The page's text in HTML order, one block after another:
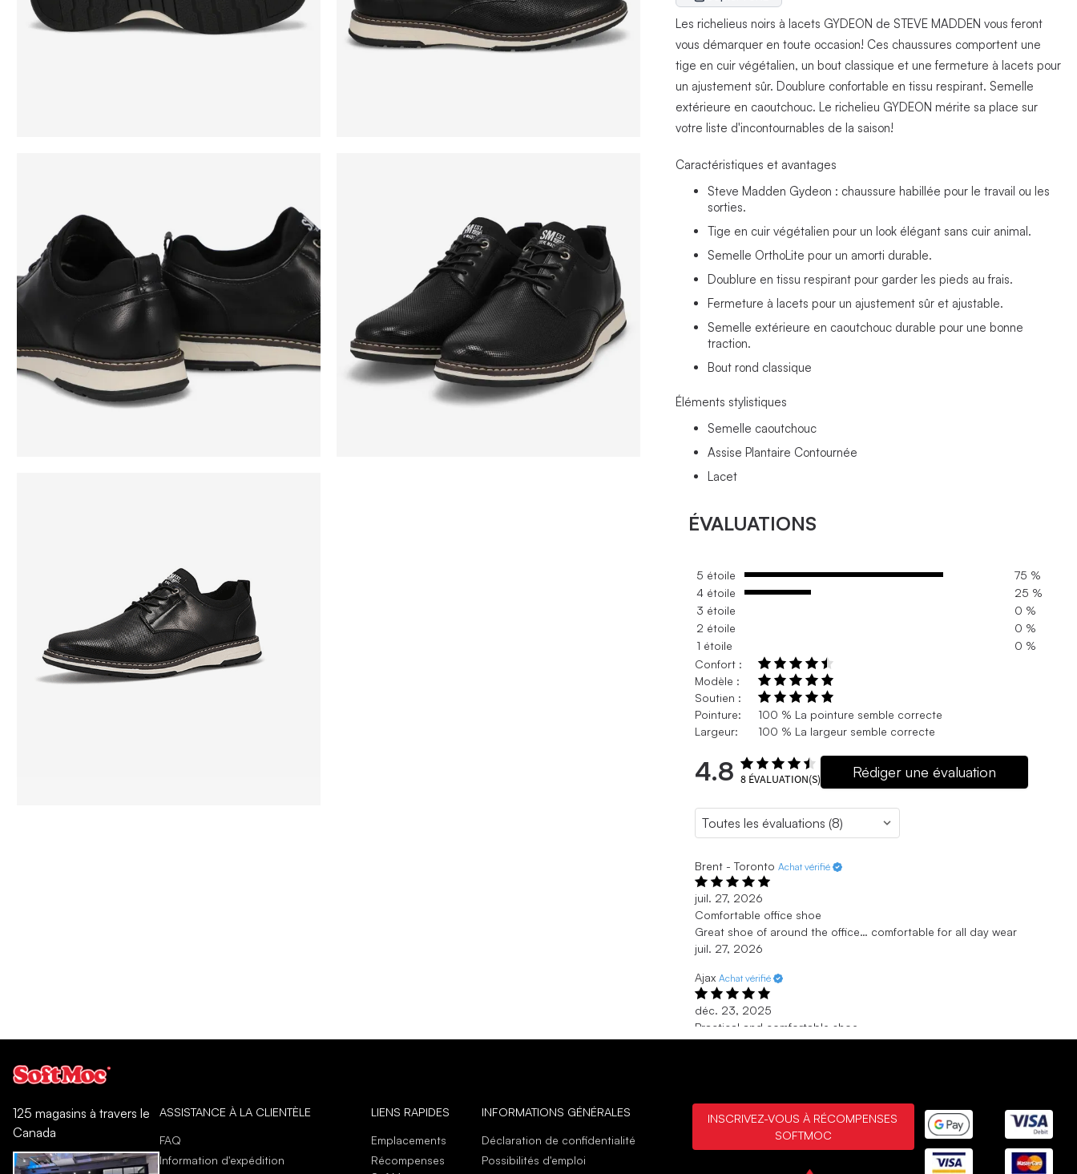
Les richelieus noirs à lacets GYDEON de STEVE MADDEN vous feront
vous démarquer en toute occasion! Ces chaussures comportent une
tige en cuir végétalien, un bout classique et une fermeture à lacets pour
un ajustement sûr. Doublure confortable en tissu respirant. Semelle
extérieure en caoutchouc. Le richelieu GYDEON mérite sa place sur
votre liste d'incontournables de la saison!
Caractéristiques et avantages
Steve Madden Gydeon : chaussure habillée pour le travail ou les
sorties.
Tige en cuir végétalien pour un look élégant sans cuir animal.
Semelle OrthoLite pour un amorti durable.
Doublure en tissu respirant pour garder les pieds au frais.
Fermeture à lacets pour un ajustement sûr et ajustable.
Semelle extérieure en caoutchouc durable pour une bonne
traction.
Bout rond classique
Éléments stylistiques
Semelle caoutchouc
Assise Plantaire Contournée
Lacet
ÉVALUATIONS
5 étoile
75 %
4 étoile
25 %
3 étoile
0 %
2 étoile
0 %
1 étoile
0 %
Confort :
Modèle :
Soutien :
Pointure:
100 % La pointure semble correcte
Largeur:
100 % La largeur semble correcte
4.8 8 ÉVALUATION(S) Rédiger une évaluation
Brent - Toronto Achat vérifié
juil. 27, 2026
Comfortable office shoe
Great shoe of around the office… comfortable for all day wear
juil. 27, 2026
Ajax Achat vérifié
déc. 23, 2025
Practical and comfortable shoe
These shoes felt tru =e to their siza and comfortable for outings
Achat vérifié
125 magasins à travers le
Canada
ASSISTANCE À LA CLIENTÈLE
FAQ
Information d'expédition
LIENS RAPIDES
Emplacements
Récompenses
INFORMATIONS GÉNÉRALES
Déclaration de confidentialité
Possibilités d'emploi
INSCRIVEZ-VOUS À RÉCOMPENSES
SOFTMOC